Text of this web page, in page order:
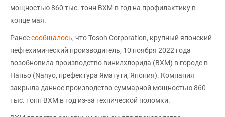
мощностью 860 тыс. тонн ВХМ в год на профилактику в
конце мая.
Ранеесообщалось, что Tosoh Corporation, крупный японский
нефтехимический производитель, 10 ноября 2022 года
возобновила производство винилхлорида (ВХМ) в городе в
Наньо (Nanyo, префектура Ямагути, Япония). Компания
закрыла данное производство суммарной мощностью 860
тыс. тонн ВХМ в год из-за технической поломки.